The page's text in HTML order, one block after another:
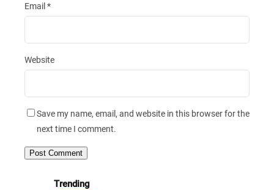
Email *
Website
Save my name, email, and website in this browser for the
next time I comment.
Trending